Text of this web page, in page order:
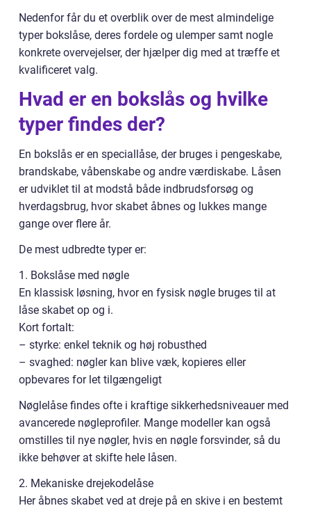
Nedenfor får du et overblik over de mest almindelige
typer bokslåse, deres fordele og ulemper samt nogle
konkrete overvejelser, der hjælper dig med at træffe et
kvalificeret valg.
Hvad er en bokslås og hvilke
typer findes der?
En bokslås er en speciallåse, der bruges i pengeskabe,
brandskabe, våbenskabe og andre værdiskabe. Låsen
er udviklet til at modstå både indbrudsforsøg og
hverdagsbrug, hvor skabet åbnes og lukkes mange
gange over flere år.
De mest udbredte typer er:
1. Bokslåse med nøgle
En klassisk løsning, hvor en fysisk nøgle bruges til at
låse skabet op og i.
Kort fortalt:
– styrke: enkel teknik og høj robusthed
– svaghed: nøgler kan blive væk, kopieres eller
opbevares for let tilgængeligt
Nøglelåse findes ofte i kraftige sikkerhedsniveauer med
avancerede nøgleprofiler. Mange modeller kan også
omstilles til nye nøgler, hvis en nøgle forsvinder, så du
ikke behøver at skifte hele låsen.
2. Mekaniske drejekodelåse
Her åbnes skabet ved at dreje på en skive i en bestemt